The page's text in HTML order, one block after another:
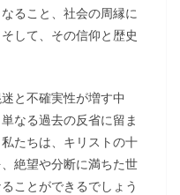
ること、社会の周縁に
して、その信仰と歴史
と不確実性が増す中
なる過去の反省に留ま
たちは、キリストの十
絶望や分断に満ちた世
ことができるでしょう